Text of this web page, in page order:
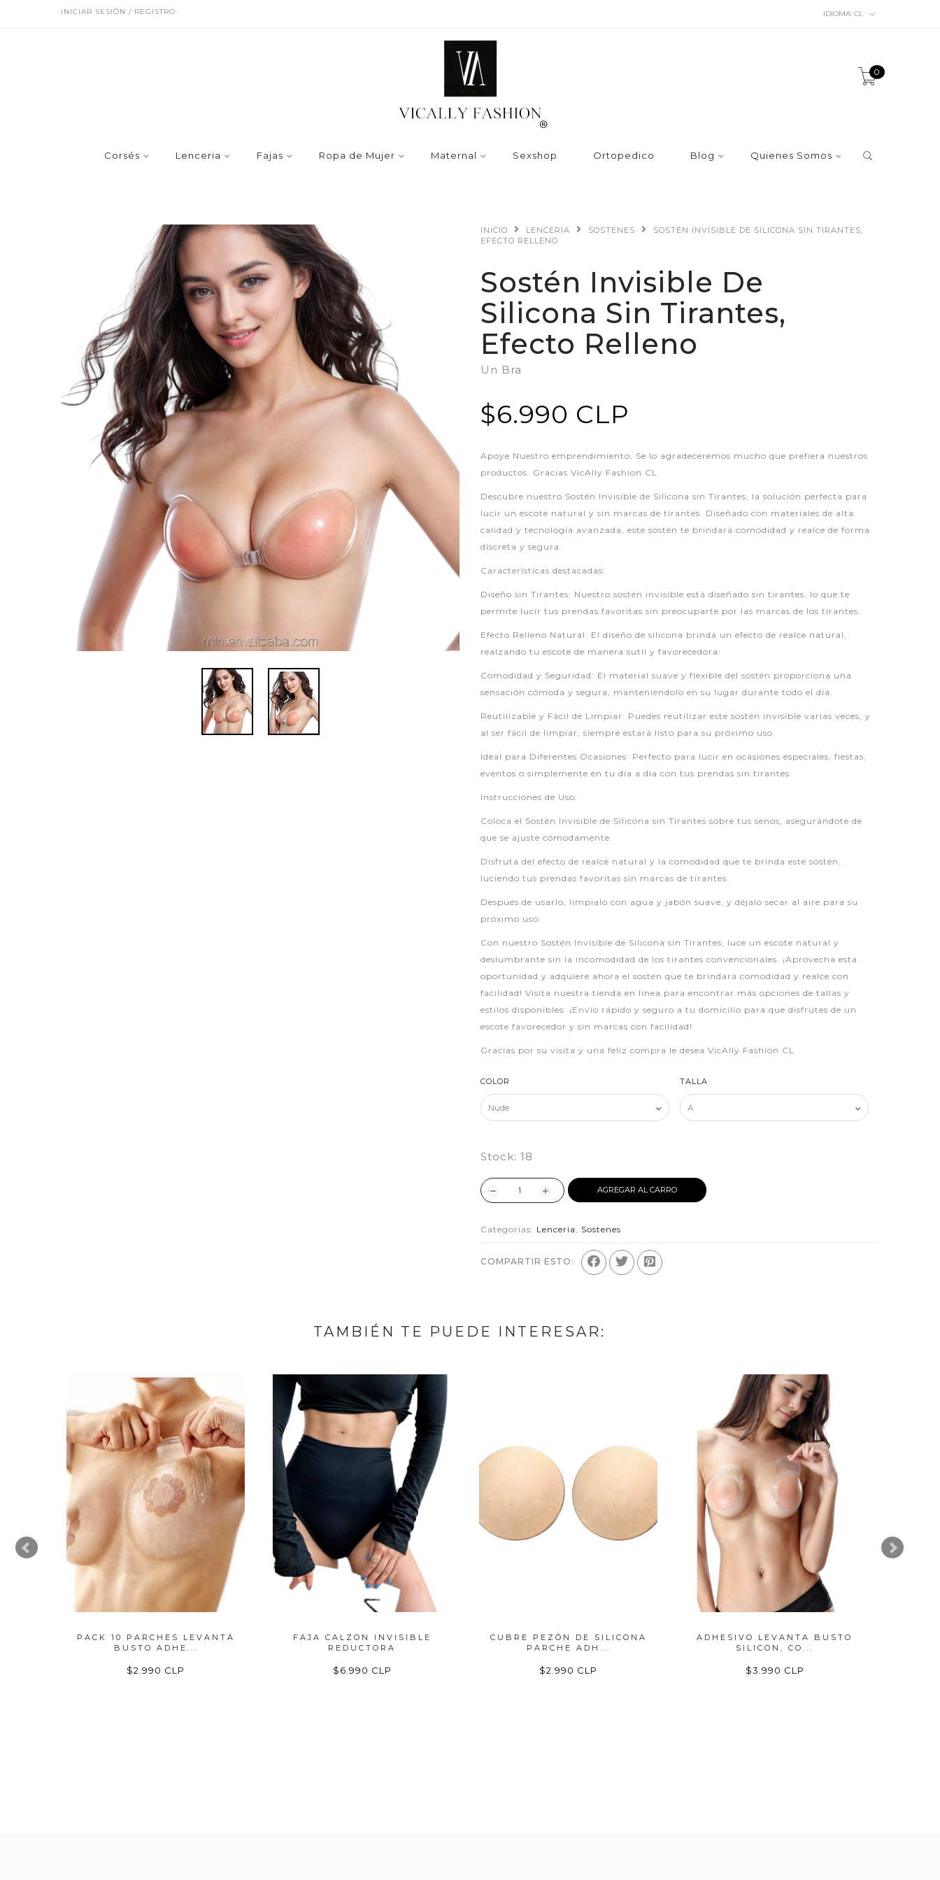
INICIAR SESIÓN / REGISTRO IDIOMA: CL
0
Corsés Lenceria Fajas Ropa de Mujer Maternal Sexshop Ortopedico Blog Quienes Somos
INICIO LENCERIA SOSTENES
SOSTÉN INVISIBLE DE SILICONA SIN TIRANTES,
EFECTO RELLENO
Sostén Invisible De
Silicona Sin Tirantes,
Efecto Relleno
Un Bra
$6.990 CLP
Apoye Nuestro emprendimiento, Se lo agradeceremos mucho que prefiera nuestros
productos. Gracias VicAlly Fashion CL
Descubre nuestro Sostén Invisible de Silicona sin Tirantes, la solución perfecta para
lucir un escote natural y sin marcas de tirantes. Diseñado con materiales de alta
calidad y tecnología avanzada, este sostén te brindará comodidad y realce de forma
discreta y segura.
Características destacadas:
Diseño sin Tirantes: Nuestro sostén invisible está diseñado sin tirantes, lo que te
permite lucir tus prendas favoritas sin preocuparte por las marcas de los tirantes.
Efecto Relleno Natural: El diseño de silicona brinda un efecto de realce natural,
realzando tu escote de manera sutil y favorecedora.
Comodidad y Seguridad: El material suave y flexible del sostén proporciona una
sensación cómoda y segura, manteniéndolo en su lugar durante todo el día.
Reutilizable y Fácil de Limpiar: Puedes reutilizar este sostén invisible varias veces, y
al ser fácil de limpiar, siempre estará listo para su próximo uso.
Ideal para Diferentes Ocasiones: Perfecto para lucir en ocasiones especiales, fiestas,
eventos o simplemente en tu día a día con tus prendas sin tirantes.
Instrucciones de Uso:
Coloca el Sostén Invisible de Silicona sin Tirantes sobre tus senos, asegurándote de
que se ajuste cómodamente.
Disfruta del efecto de realce natural y la comodidad que te brinda este sostén,
luciendo tus prendas favoritas sin marcas de tirantes.
Después de usarlo, límpialo con agua y jabón suave, y déjalo secar al aire para su
próximo uso.
Con nuestro Sostén Invisible de Silicona sin Tirantes, luce un escote natural y
deslumbrante sin la incomodidad de los tirantes convencionales. ¡Aprovecha esta
oportunidad y adquiere ahora el sostén que te brindará comodidad y realce con
facilidad! Visita nuestra tienda en línea para encontrar más opciones de tallas y
estilos disponibles. ¡Envío rápido y seguro a tu domicilio para que disfrutes de un
escote favorecedor y sin marcas con facilidad!
Gracias por su visita y una feliz compra le desea VicAlly Fashion CL
COLOR TALLA
Stock: 18
AGREGAR AL CARRO
Categorías: Lenceria , Sostenes
COMPARTIR ESTO:
TAMBIÉN TE PUEDE INTERESAR:
PACK 10 PARCHES LEVANTA
BUSTO ADHE...
$2.990 CLP
FAJA CALZON INVISIBLE
REDUCTORA
$6.990 CLP
CUBRE PEZÓN DE SILICONA
PARCHE ADH...
$2.990 CLP
ADHESIVO LEVANTA BUSTO
SILICON, CO...
$3.990 CLP